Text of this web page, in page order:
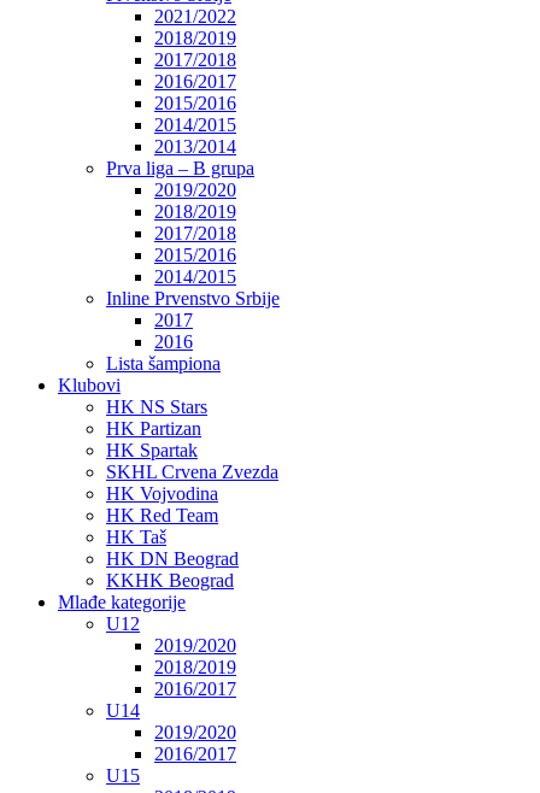
2021/2022
2018/2019
2017/2018
2016/2017
2015/2016
2014/2015
2013/2014
Prva liga – B grupa
2019/2020
2018/2019
2017/2018
2015/2016
2014/2015
Inline Prvenstvo Srbije
2017
2016
Lista šampiona
Klubovi
HK NS Stars
HK Partizan
HK Spartak
SKHL Crvena Zvezda
HK Vojvodina
HK Red Team
HK Taš
HK DN Beograd
KKHK Beograd
Mlađe kategorije
U12
2019/2020
2018/2019
2016/2017
U14
2019/2020
2016/2017
U15